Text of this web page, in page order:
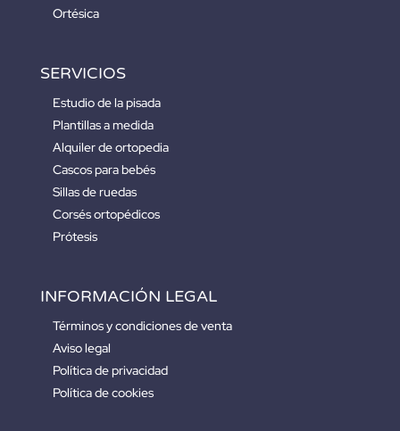
Ortésica
SERVICIOS
Estudio de la pisada
Plantillas a medida
Alquiler de ortopedia
Cascos para bebés
Sillas de ruedas
Corsés ortopédicos
Prótesis
INFORMACIÓN LEGAL
Términos y condiciones de venta
Aviso legal
Política de privacidad
Política de cookies